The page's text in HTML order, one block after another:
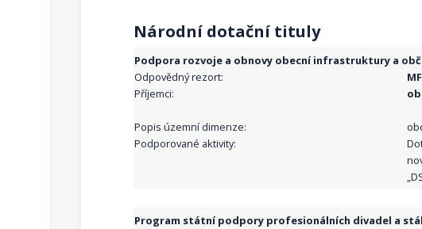
Národní dotační tituly
Podpora rozvoje a obnovy obecní infrastruktury a
Odpovědný rezort:
MF
Příjemci:
Popis územní dimenze:
Podporované aktivity:
Program státní podpory profesionálních divadel a